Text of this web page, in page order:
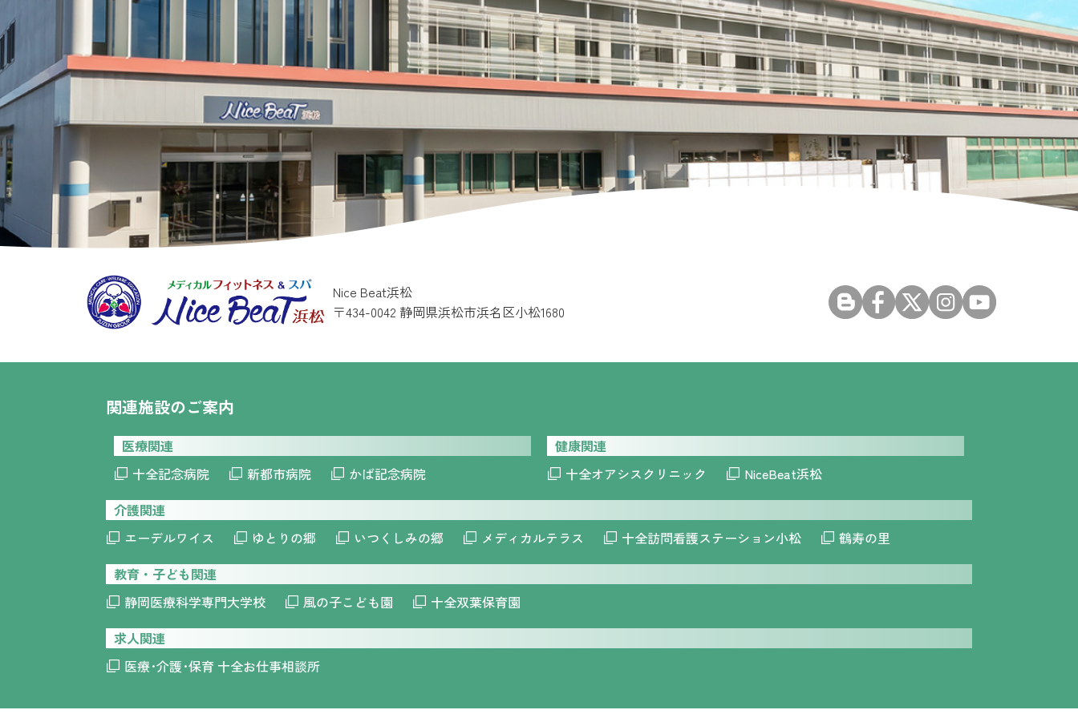
Nice Beat浜松
〒434-0042 静岡県浜松市浜名区小松1680
関連施設のご案内
医療関連
十全記念病院
新都市病院 かば記念病院
健康関連
十全オアシスクリニック
NiceBeat浜松
介護関連
エーデルワイス
ゆとりの郷 いつくしみの郷 メディカルテラス 十全訪問看護ステーション小松
鶴寿の里
教育・子ども関連
静岡医療科学専門大学校
風の子こども園
十全双葉保育園
求人関連
医療･介護･保育 十全お仕事相談所